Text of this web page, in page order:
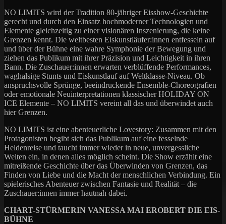
NO LIMITS wird der Tradition 80-jähriger Eisshow-Geschichte
gerecht und durch den Einsatz hochmoderner Technologien und
Elemente gleichzeitig zu einer visionären Inszenierung, die keine
Grenzen kennt. Die weltbesten Eiskunstläufer:innen entfesseln auf
und über der Bühne eine wahre Symphonie der Bewegung und
ziehen das Publikum mit ihrer Präzision und Leichtigkeit in ihren
Bann. Die Zuschauer:innen erwarten verblüffende Performances,
waghalsige Stunts und Eiskunstlauf auf Weltklasse-Niveau. Ob
anspruchsvolle Sprünge, beeindruckende Ensemble-Choreografien
oder emotionale Neuinterpretationen klassischer HOLIDAY ON
ICE Elemente – NO LIMITS vereint all das und überwindet auch
hier Grenzen.
NO LIMITS ist eine abenteuerliche Lovestory: Zusammen mit den
Protagonisten begibt sich das Publikum auf eine fesselnde
Heldenreise und taucht immer wieder in neue, unvergessliche
Welten ein, in denen alles möglich scheint. Die Show erzählt eine
mitreißende Geschichte über das Überwinden von Grenzen, das
Finden von Liebe und die Macht der menschlichen Verbindung. Ein
spielerisches Abenteuer zwischen Fantasie und Realität – die
Zuschauer:innen immer hautnah dabei.
CHART-STÜRMERIN VANESSA MAI EROBERT DIE EIS-
BÜHNE